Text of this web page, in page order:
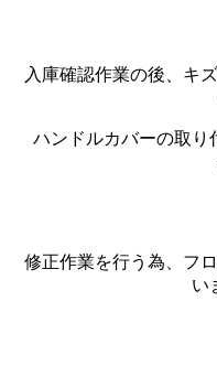
入庫確認作業の後、キ
ハンドルカバーの取り
修正作業を行う為、フ
い